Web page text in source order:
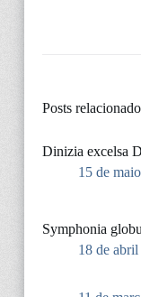
Posts
Dinizia excelsa
15 de
Symphonia
18 de